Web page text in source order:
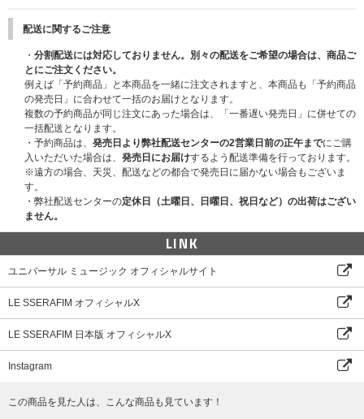
もご応募可能です。
しかねますので、あらかじめご了承ください。
※サインのお届けは7月中を予定しております。お届け予定時期は予告なく
※サインの発送は、日本国内のみとさせていただきます。
※サインは直筆のため、スレや汚れなどがある場合がございます。また、取
り扱いには十分注意いたしますが軽微な傷、破れも発生する場合がございま
す。いずれも軽微な場合は交換いたしかねますのでご了承ください。
＜ユニット指定グループトーク＞
応募時に指定したメンバーの組み合わせと約60秒間オンライントークをお
楽しみいただけます。
ユニットは下記2組を予定しております。
・ユニット1：SAKURA ＆ HONG EUNCHAE
・ユニット2：KIM CHAEWON ＆ HUH YUNJIN ＆ KAZUHA
※ユニットメンバーが変更になる可能性があります。その場合もキャンセル
や商品代金の返金及び振り替えは出来ませんので、あらかじめご了承の上、
■応募期間(全2回)
【第1回】2026年4月13日(月)11:00～4月17日(金)17:59 → 当落発表：4月2
3日(木)17:00頃
【第2回】2026年4月20日(月)11:00～4月24日(金)10:59 → 当落発表：5月7
日(木)17:00頃
※対象応募期間内に応募対象商品をご予約、ご購入ください。
※各回の締切間近などの時間帯によっては、ご購入応募画面に繋がりにくい
配送に関するご注意
・ 分割配送には対応しておりません。別々の配送をご希望の場合は、商品ご
とにご注文ください。
例えば「予約商品」と本商品を一緒に注文されますと、本商品も「予約商品
の発売日」に合わせて一括のお届けとなります。
複数の予約商品が同じ注文にあった場合は、「一番遅い発売日」に併せての
一括配送となります。
・予約商品は、 発売日より弊社配送センターの2営業日前の正午までにご購
入いただいた場合は、 発売日にお届けするよう配送準備を行っております。
※遠方の場合、天災、配送などの都合で発売日に届かない場合もございま
す。
・弊社配送センターの定休日（土曜日、日曜日、祝日など）の出荷はござい
ません。
LINK
ユニバーサル ミュージック オフィシャルサイト
LE SSERAFIM オフィシャルX
LE SSERAFIM 日本版 オフィシャルX
Instagram
この商品を見た人は、こんな商品も見ています！